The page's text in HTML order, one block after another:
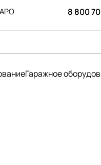
8 800
Гаражное